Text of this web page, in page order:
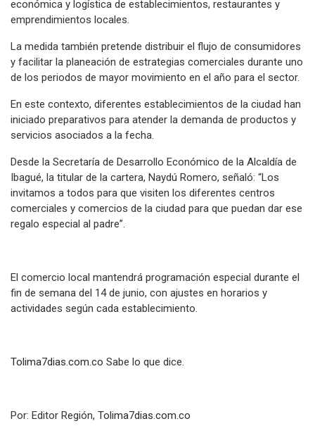
económica y logística de establecimientos, restaurantes y
emprendimientos locales.
La medida también pretende distribuir el flujo de consumidores
y facilitar la planeación de estrategias comerciales durante uno
de los periodos de mayor movimiento en el año para el sector.
En este contexto, diferentes establecimientos de la ciudad han
iniciado preparativos para atender la demanda de productos y
servicios asociados a la fecha.
Desde la Secretaría de Desarrollo Económico de la Alcaldía de
Ibagué, la titular de la cartera, Naydú Romero, señaló: “Los
invitamos a todos para que visiten los diferentes centros
comerciales y comercios de la ciudad para que puedan dar ese
regalo especial al padre”.
El comercio local mantendrá programación especial durante el
fin de semana del 14 de junio, con ajustes en horarios y
actividades según cada establecimiento.
Tolima7dias.com.co Sabe lo que dice.
Por: Editor Región, Tolima7dias.com.co